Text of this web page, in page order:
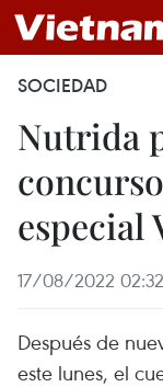
SOCIEDAD
Nutrida
especial
17/08/2022 02:32
Después de
este lunes, el